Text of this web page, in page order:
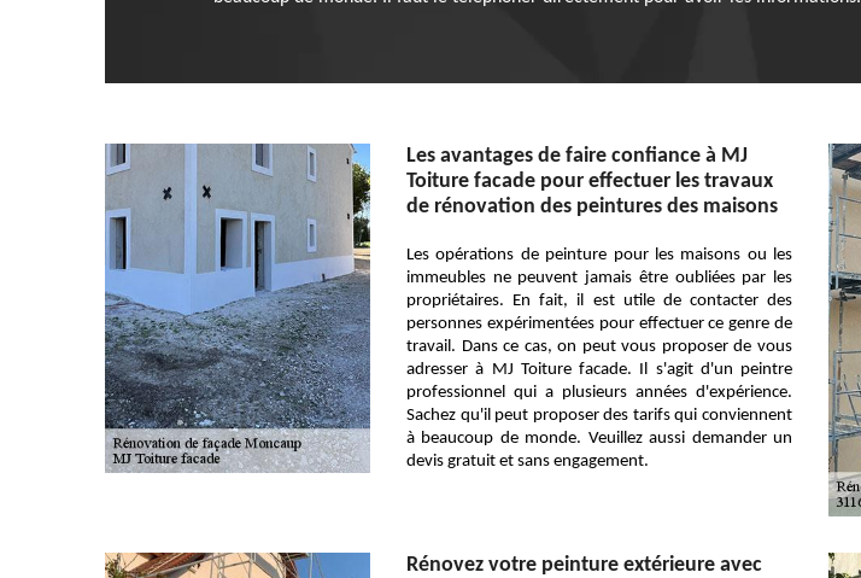
Les avantages de faire confiance à MJ
Toiture facade pour effectuer les travaux
de rénovation des peintures des maisons
Les opérations de peinture pour les maisons ou les
immeubles ne peuvent jamais être oubliées par les
propriétaires. En fait, il est utile de contacter des
personnes expérimentées pour effectuer ce genre de
travail. Dans ce cas, on peut vous proposer de vous
adresser à MJ Toiture facade. Il s'agit d'un peintre
professionnel qui a plusieurs années d'expérience.
Sachez qu'il peut proposer des tarifs qui conviennent
à beaucoup de monde. Veuillez aussi demander un
devis gratuit et sans engagement.
Rénovez votre peinture extérieure avec